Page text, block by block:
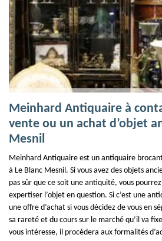
Meinhard Antiquaire à
vente ou un achat d’objet
Mesnil
Meinhard Antiquaire est un antiquaire
à Le Blanc Mesnil. Si vous avez des objets
pas sûr que ce soit une antiquité, vous
expertiser l’objet en question. Si c’est une
une offre d’achat si vous décidez de vous en
sa rareté et du cours sur le marché qu’il va
vous intéresse, il procédera aux formalités